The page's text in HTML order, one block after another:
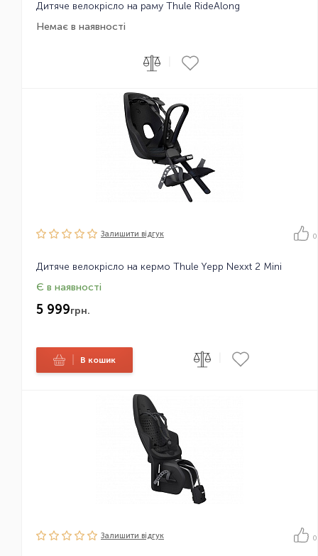
Дитяче велокрісло на раму Thule RideAlong
Немає в наявності
Залишити вiдгук 0
Дитяче велокрісло на кермо Thule Yepp Nexxt 2 Mini
Є в наявності
5 999грн.
В кошик
Залишити вiдгук 0